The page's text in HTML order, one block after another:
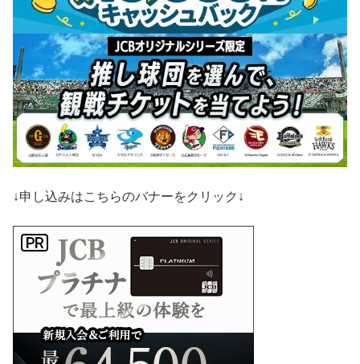
↓申し込みはこちらのバナーをクリック↓